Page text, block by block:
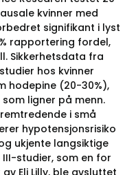
kvinner med
signifikant i lyst
rapportering fordel,
Sikkerhetsdata fra
hos kvinner
hodepine (20-30%),
ligner på menn.
i små
hypotensjonsrisiko
ukjente langsiktige
studier, som en for
Eli Lilly, ble avsluttet